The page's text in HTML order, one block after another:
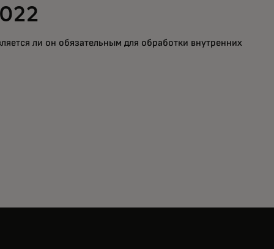
ли он обязательным для обработки внутренних